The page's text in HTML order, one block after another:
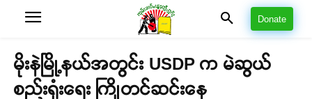
Donate
မိုးနဲမြို့နယ်အတွင်း USDP က မဲဆွယ်
စည်းရုံးရေး ကြိုတင်ဆင်းနေ